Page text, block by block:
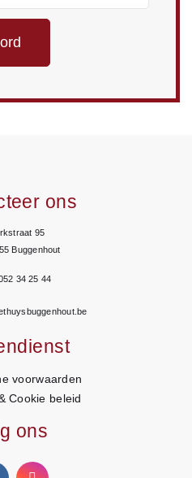
ons
95
Buggenhout
34 25 44
voorwaarden
Cookie beleid
ons